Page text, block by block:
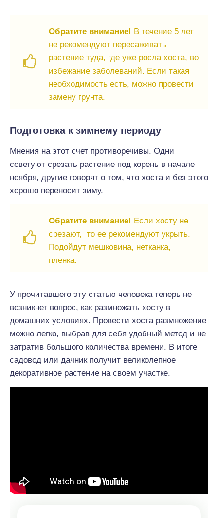
Обратите внимание! В течение 5 лет
не рекомендуют пересаживать
растение туда, где уже росла хоста, во
избежание заболеваний. Если такая
необходимость есть, можно провести
замену грунта.
Подготовка к зимнему периоду
Мнения на этот счет противоречивы. Одни
советуют срезать растение под корень в начале
ноября, другие говорят о том, что хоста и без этого
хорошо переносит зиму.
Обратите внимание! Если хосту не
срезают, то ее рекомендуют укрыть.
Подойдут мешковина, нетканка,
пленка.
У прочитавшего эту статью человека теперь не
возникнет вопрос, как размножать хосту в
домашних условиях. Провести хоста размножение
можно легко, выбрав для себя удобный метод и не
затратив большого количества времени. В итоге
садовод или дачник получит великолепное
декоративное растение на своем участке.